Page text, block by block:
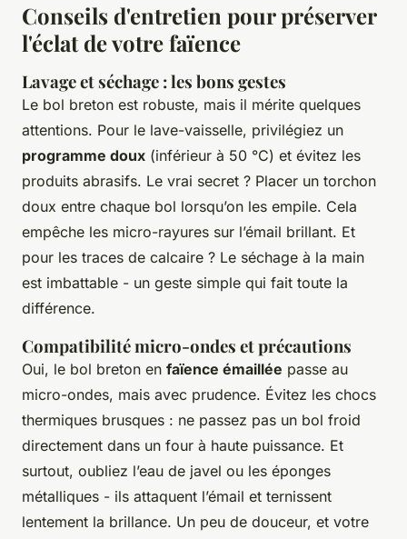
Conseils d'entretien pour préserver
l'éclat de votre faïence
Lavage et séchage : les bons gestes
Le bol breton est robuste, mais il mérite quelques
attentions. Pour le lave-vaisselle, privilégiez un
programme doux (inférieur à 50 °C) et évitez les
produits abrasifs. Le vrai secret ? Placer un torchon
doux entre chaque bol lorsqu’on les empile. Cela
empêche les micro-rayures sur l’émail brillant. Et
pour les traces de calcaire ? Le séchage à la main
est imbattable - un geste simple qui fait toute la
différence.
Compatibilité micro-ondes et précautions
Oui, le bol breton en faïence émaillée passe au
micro-ondes, mais avec prudence. Évitez les chocs
thermiques brusques : ne passez pas un bol froid
directement dans un four à haute puissance. Et
surtout, oubliez l’eau de javel ou les éponges
métalliques - ils attaquent l’émail et ternissent
lentement la brillance. Un peu de douceur, et votre